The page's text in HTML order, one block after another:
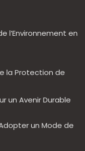
l’Environnement en
la Protection de
un Avenir Durable
un Mode de